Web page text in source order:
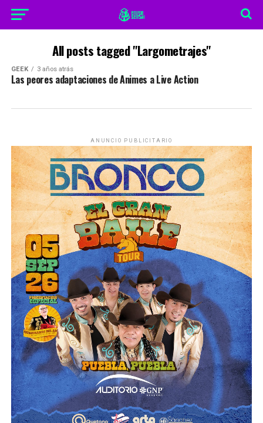
All posts tagged "Largometrajes"
GEEK 3 años atrás
Las peores adaptaciones de Animes a Live Action
ANUNCIO PUBLICITARIO